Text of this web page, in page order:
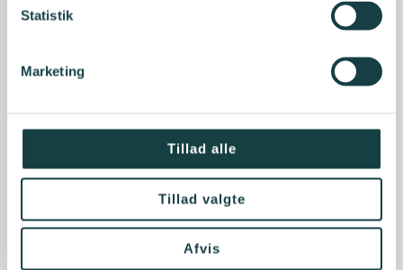
Statistik
Marketing
Tillad alle
Tillad valgte
Afvis